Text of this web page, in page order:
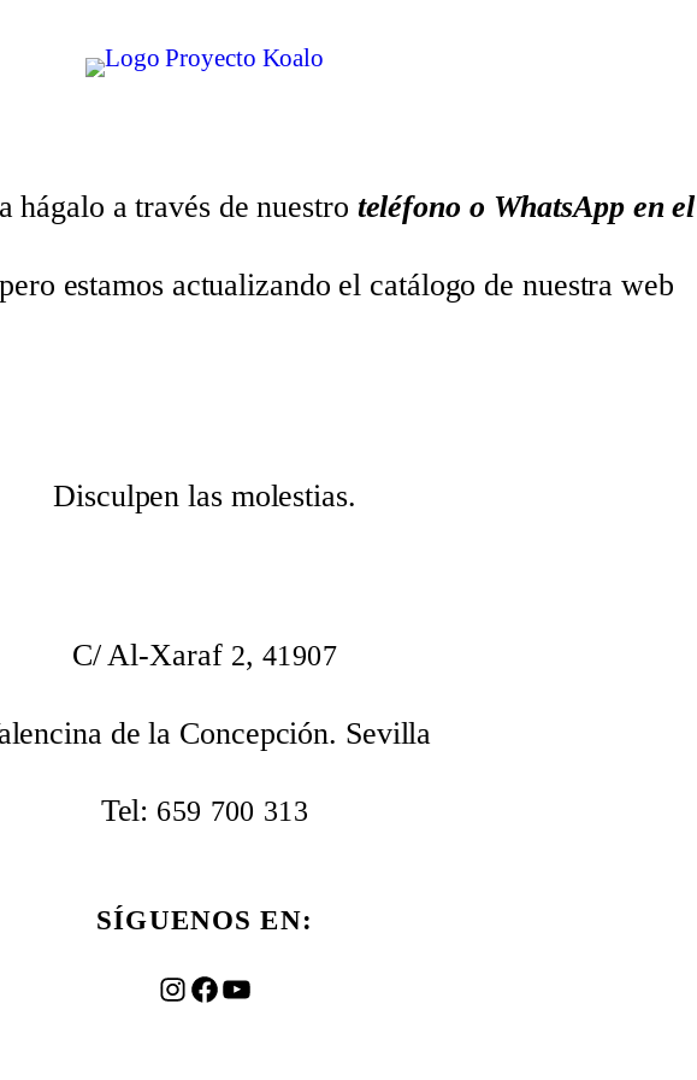
hágalo a través de nuestro teléfono o WhatsApp en el
estamos actualizando el catálogo de nuestra web
Disculpen las molestias.
C/ Al-Xaraf 2, 41907
de la Concepción. Sevilla
Tel: 659 700 313
SÍGUENOS EN:
Instagram
Facebook
YouTube